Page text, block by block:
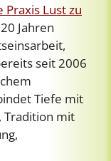
Praxis Lust zu
Jahren
seit 2006
Tiefe mit
Tradition mit